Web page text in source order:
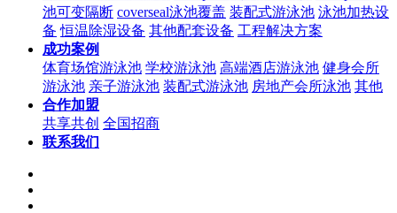
池可变隔断 coverseal泳池覆盖 装配式游泳池 泳池加热设
备 恒温除湿设备 其他配套设备 工程解决方案
成功案例
体育场馆游泳池 学校游泳池 高端酒店游泳池 健身会所
游泳池 亲子游泳池 装配式游泳池 房地产会所泳池 其他
合作加盟
共享共创 全国招商
联系我们